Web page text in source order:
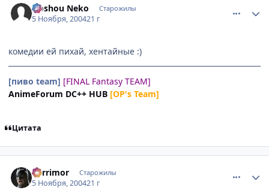
Hoshou Neko Старожилы
5 Ноября, 200421 г
комедии ей пихай, хентайные :)
[пиво team] [FINAL Fantasy TEAM]
AnimeForum DC++ HUB [OP's Team]
Цитата
Berrimor Старожилы
5 Ноября, 200421 г